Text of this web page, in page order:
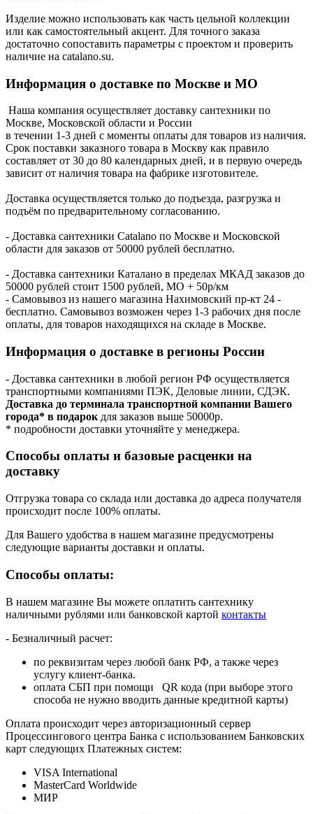
Изделие можно использовать как часть цельной коллекции
или как самостоятельный акцент. Для точного заказа
достаточно сопоставить параметры с проектом и проверить
наличие на catalano.su.
Информация о доставке по Москве и МО
Наша компания осуществляет доставку сантехники по
Москве, Московской области и России
в течении 1-3 дней с моменты оплаты для товаров из наличия.
Срок поставки заказного товара в Москву как правило
составляет от 30 до 80 календарных дней, и в первую очередь
зависит от наличия товара на фабрике изготовителе.
Доставка осуществляется только до подъезда, разгрузка и
подъём по предварительному согласованию.
- Доставка сантехники Catalano по Москве и Московской
области для заказов от 50000 рублей бесплатно.
- Доставка сантехники Каталано в пределах МКАД заказов до
50000 рублей стоит 1500 рублей, МО + 50р/км
- Самовывоз из нашего магазина Нахимовский пр-кт 24 -
бесплатно. Самовывоз возможен через 1-3 рабочих дня после
оплаты, для товаров находящихся на складе в Москве.
Информация о доставке в регионы России
- Доставка сантехники в любой регион РФ осуществляется
транспортными компаниями ПЭК, Деловые линии, СДЭК.
Доставка до терминала транспортной компании Вашего
города* в подарок для заказов выше 50000р.
* подробности доставки уточняйте у менеджера.
Способы оплаты и базовые расценки на
доставку
Отгрузка товара со склада или доставка до адреса получателя
происходит после 100% оплаты.
Для Вашего удобства в нашем магазине предусмотрены
следующие варианты доставки и оплаты.
Способы оплаты:
В нашем магазине Вы можете оплатить сантехнику
наличными рублями или банковской картой контакты
- Безналичный расчет:
по реквизитам через любой банк РФ, а также через
услугу клиент-банка.
оплата СБП при помощи QR кода (при выборе этого
способа не нужно вводить данные кредитной карты)
Оплата происходит через авторизационный сервер
Процессингового центра Банка с использованием Банковских
карт следующих Платежных систем:
VISA International
MasterCard Worldwide
МИР